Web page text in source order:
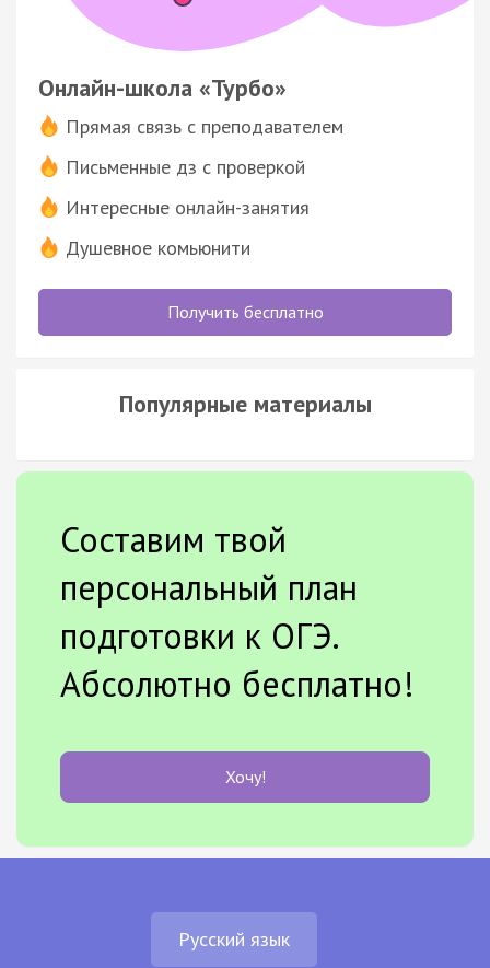
Онлайн-школа «Турбо»
Прямая связь с преподавателем
Письменные дз с проверкой
Интересные онлайн-занятия
Душевное комьюнити
Получить бесплатно
Популярные материалы
Составим твой
персональный план
подготовки к ОГЭ.
Абсолютно бесплатно!
Хочу!
Русский язык